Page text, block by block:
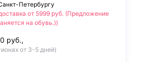
Петербургу
от 5999 руб. (Предложение
на обувь.))
руб.,
от 3-5 дней)